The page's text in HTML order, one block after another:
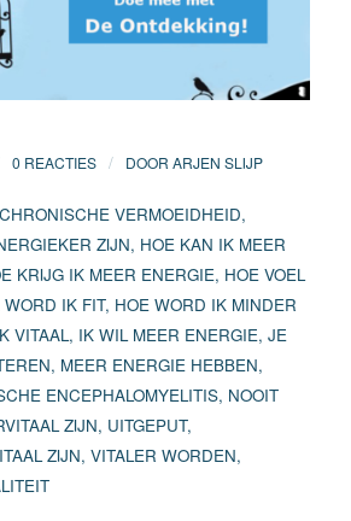
0 REACTIES / DOOR ARJEN SLIJP
CHRONISCHE VERMOEIDHEID,
ZIJN, HOE KAN IK MEER
KRIJG IK MEER ENERGIE, HOE VOEL
WORD IK FIT, HOE WORD IK MINDER
VITAAL, IK WIL MEER ENERGIE, JE
, MEER ENERGIE HEBBEN,
ENCEPHALOMYELITIS, NOOIT
ZIJN, UITGEPUT,
ZIJN, VITALER WORDEN,